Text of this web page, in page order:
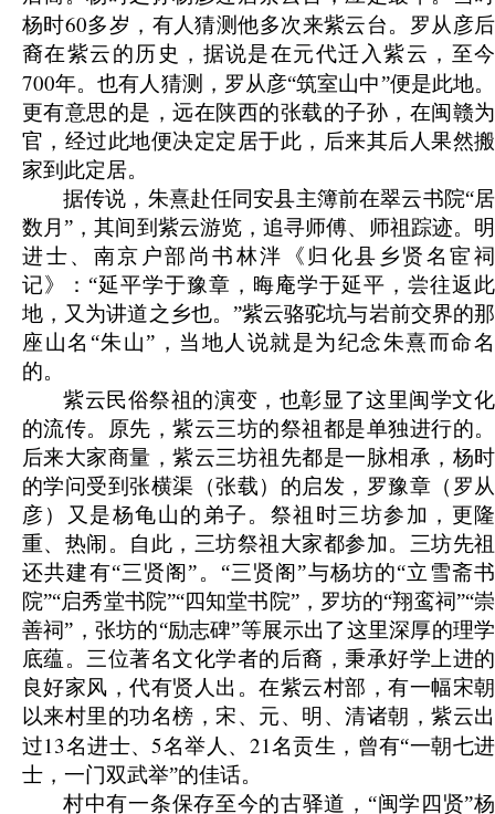
杨时60多岁，有人猜测他多次来紫云台。罗从彦后
裔在紫云的历史，据说是在元代迁入紫云，至今
700年。也有人猜测，罗从彦“筑室山中”便是此地。
更有意思的是，远在陕西的张载的子孙，在闽赣为
官，经过此地便决定定居于此，后来其后人果然搬
家到此定居。
据传说，朱熹赴任同安县主簿前在翠云书院“居
数月”，其间到紫云游览，追寻师傅、师祖踪迹。明
进士、南京户部尚书林泮《归化县乡贤名宦祠
记》：“延平学于豫章，晦庵学于延平，尝往返此
地，又为讲道之乡也。”紫云骆驼坑与岩前交界的那
座山名“朱山”，当地人说就是为纪念朱熹而命名
的。
紫云民俗祭祖的演变，也彰显了这里闽学文化
的流传。原先，紫云三坊的祭祖都是单独进行的。
后来大家商量，紫云三坊祖先都是一脉相承，杨时
的学问受到张横渠（张载）的启发，罗豫章（罗从
彦）又是杨龟山的弟子。祭祖时三坊参加，更隆
重、热闹。自此，三坊祭祖大家都参加。三坊先祖
还共建有“三贤阁”。“三贤阁”与杨坊的“立雪斋书
院”“启秀堂书院”“四知堂书院”，罗坊的“翔鸾祠”“崇
善祠”，张坊的“励志碑”等展示出了这里深厚的理学
底蕴。三位著名文化学者的后裔，秉承好学上进的
良好家风，代有贤人出。在紫云村部，有一幅宋朝
以来村里的功名榜，宋、元、明、清诸朝，紫云出
过13名进士、5名举人、 21名贡生，曾有“一朝七进
士，一门双武举”的佳话。
村中有一条保存至今的古驿道，“闽学四贤”杨